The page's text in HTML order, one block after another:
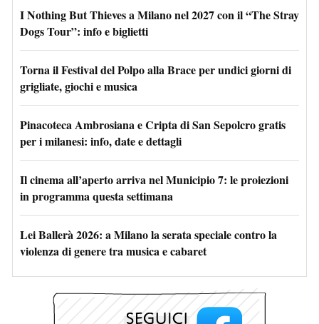
I Nothing But Thieves a Milano nel 2027 con il “The Stray
Dogs Tour”: info e biglietti
Torna il Festival del Polpo alla Brace per undici giorni di
grigliate, giochi e musica
Pinacoteca Ambrosiana e Cripta di San Sepolcro gratis
per i milanesi: info, date e dettagli
Il cinema all’aperto arriva nel Municipio 7: le proiezioni
in programma questa settimana
Lei Ballerà 2026: a Milano la serata speciale contro la
violenza di genere tra musica e cabaret